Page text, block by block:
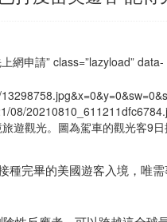
網申請” class=”lazyload” data-
08/
遊觀光。圖為駕車的觀光客9日
種完畢的美國遊客入境，唯需